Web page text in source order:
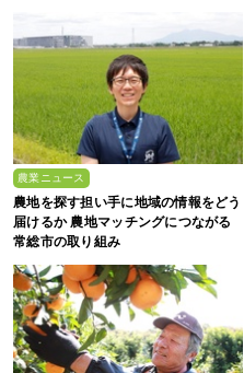
農業ニュース
農地を探す担い手に地域の情報をどう
届けるか 農地マッチングにつながる
常総市の取り組み